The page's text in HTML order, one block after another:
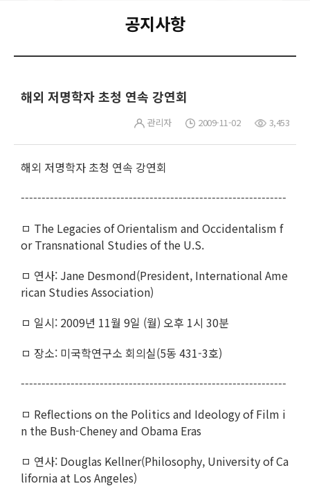
공지사항
해외 저명학자 초청 연속 강연회
관리자 2009-11-02 3,453
해외 저명학자 초청 연속 강연회
----------------------------------------------------------------
ㅁ The Legacies of Orientalism and Occidentalism f
or Transnational Studies of the U.S.
ㅁ 연사: Jane Desmond(President, International Ame
rican Studies Association)
ㅁ 일시: 2009년 11월 9일 (월) 오후 1시 30분
ㅁ 장소: 미국학연구소 회의실(5동 431-3호)
----------------------------------------------------------------
ㅁ Reflections on the Politics and Ideology of Film i
n the Bush-Cheney and Obama Eras
ㅁ 연사: Douglas Kellner(Philosophy, University of Ca
lifornia at Los Angeles)